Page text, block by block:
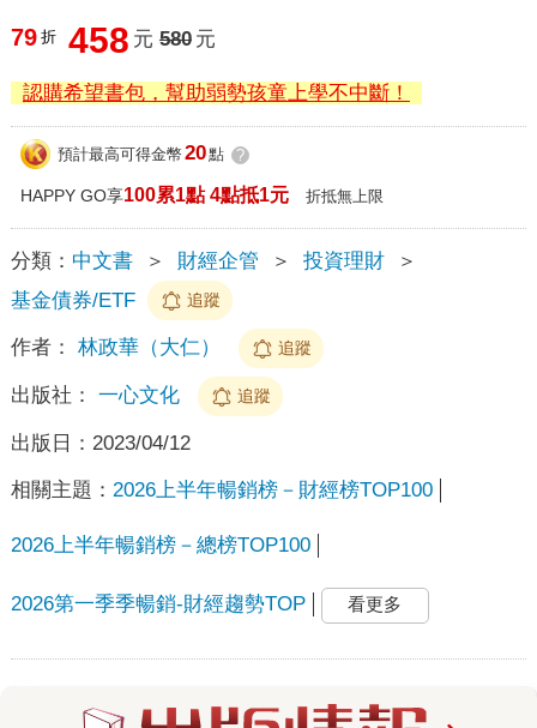
79 折 458 元 580 元
認購希望書包，幫助弱勢孩童上學不中斷！
預計最高可得金幣 20點 ?
HAPPY GO享100累1點 4點抵1元 折抵無上限
分類： 中文書 ＞ 財經企管 ＞ 投資理財
＞
基金債券/ETF
追蹤
作者： 林政華（大仁） 追蹤
出版社： 一心文化 追蹤
出版日： 2023/04/12
相關主題： 2026上半年暢銷榜－財經榜TOP100
2026上半年暢銷榜－總榜TOP100
2026第一季季暢銷-財經趨勢TOP 看更多